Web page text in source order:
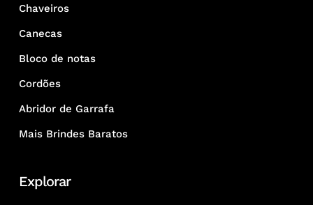
Chaveiros
Canecas
Bloco de notas
Cordões
Abridor de Garrafa
Mais Brindes Baratos
Explorar